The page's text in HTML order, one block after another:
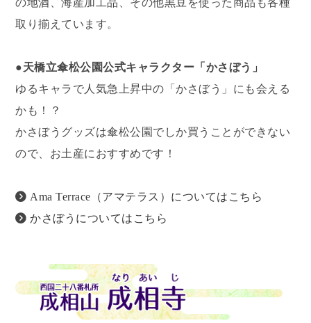
の地酒、海産加工品、その他黒豆を使った商品も各種
取り揃えています。
●天橋立傘松公園公式キャラクター「かさぼう」
ゆるキャラで人気急上昇中の「かさぼう」にも会える
かも！？
かさぼうグッズは傘松公園でしか買うことができない
ので、お土産におすすめです！
Ama Terrace（アマテラス）についてはこちら
かさぼうについてはこちら